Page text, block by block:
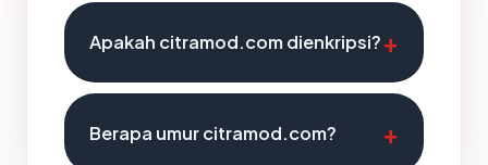
Apakah citramod.com dienkripsi?
Berapa umur citramod.com?